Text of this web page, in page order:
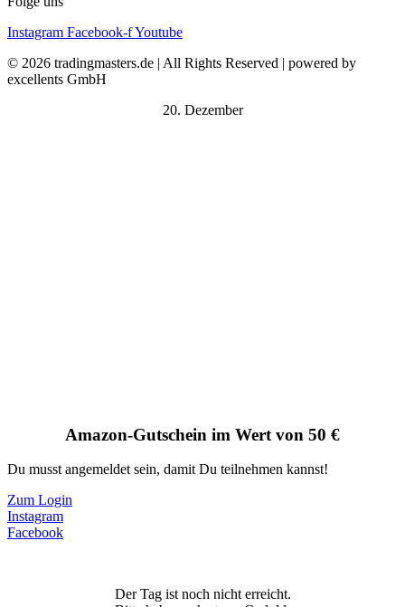
Instagram Facebook-fYoutube
© 2026 tradingmasters.de | All Rights Reserved | powered by
excellents GmbH
20. Dezember
Amazon-Gutschein im Wert von 50 €
Du musst angemeldet sein, damit Du teilnehmen kannst!
Zum Login
Instagram
Facebook
Der Tag ist noch nicht erreicht.